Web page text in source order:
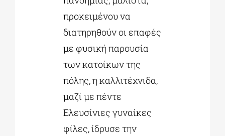
προκειμένου να
διατηρηθούν οι επαφές
με φυσική παρουσία
των κατοίκων της
πόλης, η καλλιτέχνιδα,
μαζί με πέντε
Ελευσίνιες γυναίκες
φίλες, ίδρυσε την